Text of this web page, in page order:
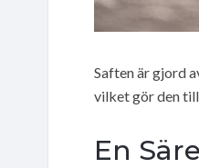
Saften är gjord
vilket gör den
En